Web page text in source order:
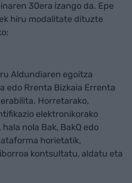
30era izango da. Epe
hiru modalitate dituzte
Aldundiaren egoitza
edo Rrenta Bizkaia Errenta
Horretarako,
elektronikorako
nola Bak, BakQ edo
horietatik,
kontsultatu, aldatu eta